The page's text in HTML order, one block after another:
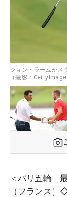
ジョン・ラームがメ
（撮影：
＜パリ五輪
（フランス